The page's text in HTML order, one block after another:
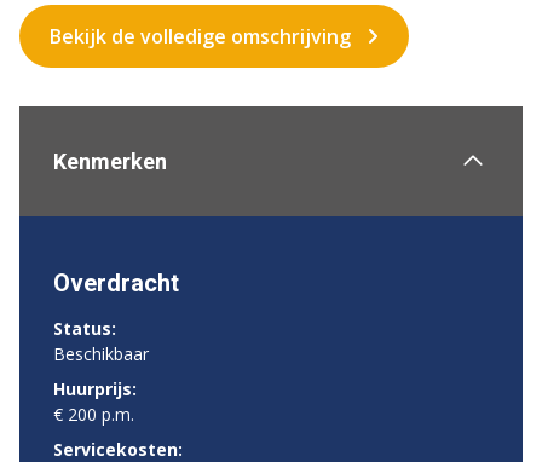
Bekijk de volledige omschrijving
Kenmerken
Overdracht
Status:
Beschikbaar
Huurprijs:
€ 200 p.m.
Servicekosten: